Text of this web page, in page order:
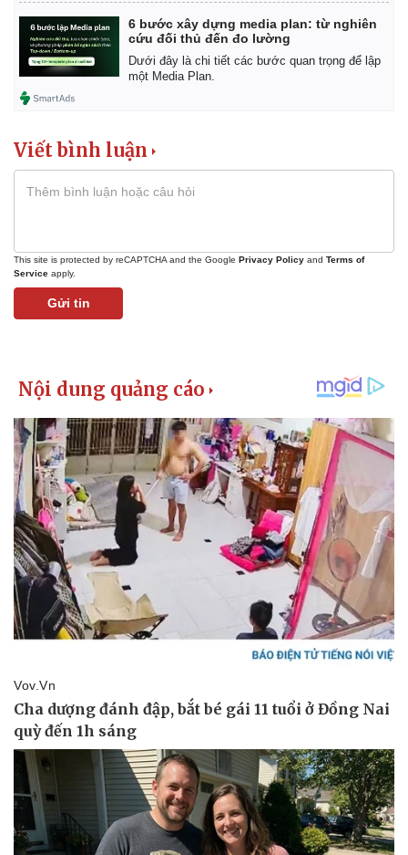
6 bước xây dựng media plan: từ nghiên
cứu đối thủ đến đo lường
Dưới đây là chi tiết các bước quan trọng để lập
một Media Plan.
Viết bình luận
This site is protected by reCAPTCHA and the Google Privacy Policy and Terms of
Service apply.
Gửi tin